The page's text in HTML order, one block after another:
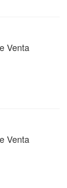
Venta
Venta